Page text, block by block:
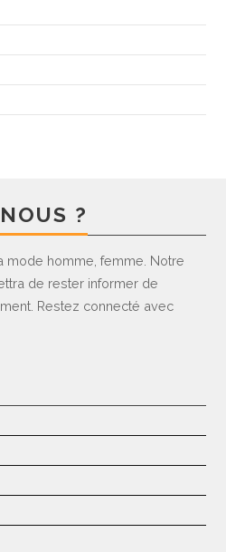
?
mode homme, femme. Notre
de rester informer de
Restez connecté avec